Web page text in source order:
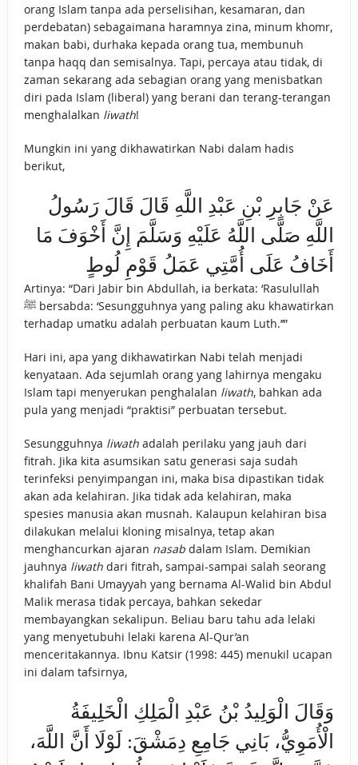
orang Islam tanpa ada perselisihan, kesamaran, dan
perdebatan) sebagaimana haramnya zina, minum khomr,
makan babi, durhaka kepada orang tua, membunuh
tanpa haqq dan semisalnya. Tapi, percaya atau tidak, di
zaman sekarang ada sebagian orang yang menisbatkan
diri pada Islam (liberal) yang berani dan terang-terangan
menghalalkan liwath!
Mungkin ini yang dikhawatirkan Nabi dalam hadis
berikut,
عَنْ جَابِرِ بْنِ عَبْدِ اللَّهِ قَالَ قَالَ رَسُولُ
اللَّهِ صَلَّى اللَّهُ عَلَيْهِ وَسَلَّمَ إِنَّ أَخْوَفَ مَا
أَخَافُ عَلَى أُمَّتِي عَمَلُ قَوْمِ لُوطٍ
Artinya: “Dari Jabir bin Abdullah, ia berkata: ‘Rasulullah
ﷺ bersabda: ‘Sesungguhnya yang paling aku khawatirkan
terhadap umatku adalah perbuatan kaum Luth.’’”
Hari ini, apa yang dikhawatirkan Nabi telah menjadi
kenyataan. Ada sejumlah orang yang lahirnya mengaku
Islam tapi menyerukan penghalalan liwath, bahkan ada
pula yang menjadi “praktisi” perbuatan tersebut.
Sesungguhnya liwathadalah perilaku yang jauh dari
fitrah. Jika kita asumsikan satu generasi saja sudah
terinfeksi penyimpangan ini, maka bisa dipastikan tidak
akan ada kelahiran. Jika tidak ada kelahiran, maka
spesies manusia akan musnah. Kalaupun kelahiran bisa
dilakukan melalui kloning misalnya, tetap akan
menghancurkan ajaran nasabdalam Islam. Demikian
jauhnya liwathdari fitrah, sampai-sampai salah seorang
khalifah Bani Umayyah yang bernama Al-Walid bin Abdul
Malik merasa tidak percaya, bahkan sekedar
membayangkan sekalipun. Beliau baru tahu ada lelaki
yang menyetubuhi lelaki karena Al-Qur’an
menceritakannya. Ibnu Katsir (1998: 445) menukil ucapan
ini dalam tafsirnya,
وَقَالَ الْوَلِيدُ بْنُ عَبْدِ الْمَلِكِ الْخَلِيفَةُ
الْأُمَوِيُّ، بَانِي جَامِعِ دِمَشْقَ: لَوْلَا أَنَّ اللَّهَ،